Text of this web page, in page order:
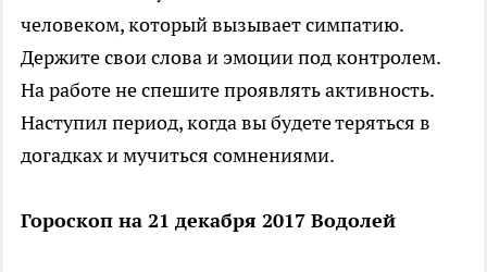
человеком, который вызывает симпатию.
Держите свои слова и эмоции под контролем.
На работе не спешите проявлять активность.
Наступил период, когда вы будете теряться в
догадках и мучиться сомнениями.
Гороскоп на 21 декабря 2017 Водолей